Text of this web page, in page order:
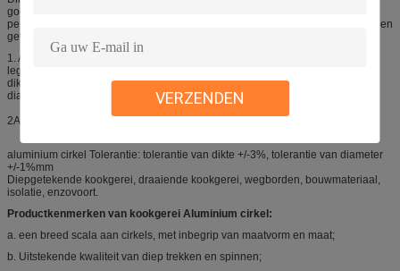
VERZENDEN
goedkoper te produceren in aluminium dan roestvrij staal of koper.Het is ook
perfect voor de "zeer slechte" dunne kookgereiDe meeste winkels hebben geen
gewone aluminium pannen.
1. Aluminium cirkel Specificatie:
legering: 1050, 1060, 1070, 3003, 5052, 3105, 6061, 8011
dikte:0.15-8mm
diameter: 20-1200 mm
2Aluminium cirkel Toepassing en gebruik:
aluminium cirkel Tolerantie: tolerantie van dikte +/-3%, tolerantie van diameter
+/-1%mm
Diepgetekende kookgerei, draaiende kookgerei, wegborden, bouwmateriaal,
isolatie, enzovoort.
Productkenmerken van kookgerei Aluminium cirkel:
a. een breed scala aan cirkels, met inbegrip van maatvorm en maat;
b. Uitstekende kwaliteit van diep trekken en spinnen;